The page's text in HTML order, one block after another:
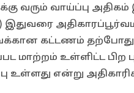
வரும் வாய்ப்பு அதிகம்
இதுவரை
கட்டணம் தற்போது
மாற்றம் உள்ளிட்ட பிற
உள்ளது என்று